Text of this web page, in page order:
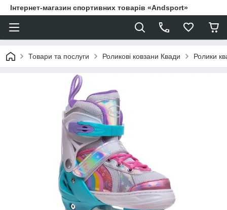
Інтернет-магазин спортивних товарів «Andsport»
Товари та послуги Роликові ковзани Квади Ролики